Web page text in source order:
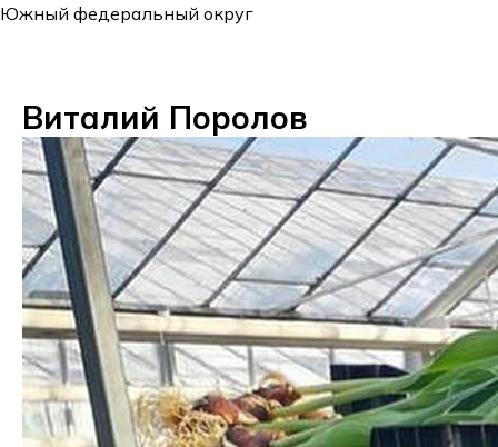
Южный федеральный округ
Виталий Поролов